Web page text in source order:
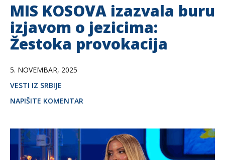
MIS KOSOVA izazvala buru
izjavom o jezicima:
Žestoka provokacija
5. NOVEMBAR, 2025
VESTI IZ SRBIJE
NAPIŠITE KOMENTAR